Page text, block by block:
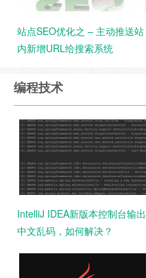
站点SEO优化之 – 主动推送站
内新增URL给搜索系统
编程技术
IntelliJ IDEA新版本控制台输出
中文乱码，如何解决？